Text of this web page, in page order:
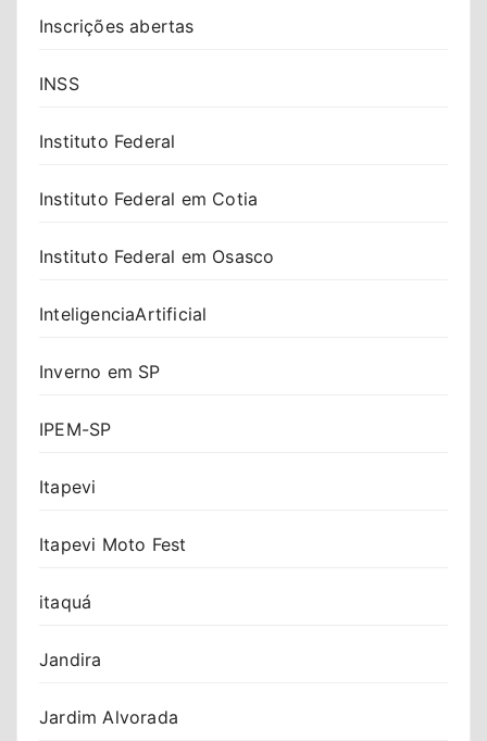
Inscrições abertas
INSS
Instituto Federal
Instituto Federal em Cotia
Instituto Federal em Osasco
InteligenciaArtificial
Inverno em SP
IPEM-SP
Itapevi
Itapevi Moto Fest
itaquá
Jandira
Jardim Alvorada